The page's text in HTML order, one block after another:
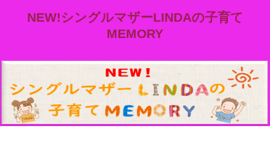
NEW!シングルマザーLINDAの子育て
MEMORY